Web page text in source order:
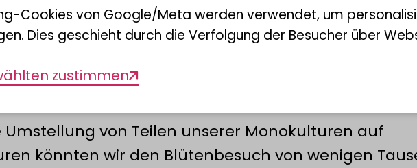
hatte, unabhängig von der
Mischkulturen mit Ackerbohne, Saat-Lein oder
sich auch, dass üppig blühende Pflanzen für
Umstellung von Teilen unserer Monokulturen auf
könnten wir den Blütenbesuch von wenigen
Cookies von Google/Meta werden verwendet, um
Dies geschieht durch die Verfolgung der Besucher über
zustimmen